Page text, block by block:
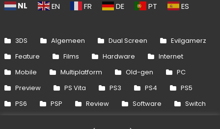
NL EN FR DE PT ES
3DS Algemeen Dual Screen
Evilgamerz
Feature
Films Hardware
Internet
Mobile
Multiplatform Old-gen
PC
Preview
PS Vita PS3 PS4
PS5
PS6
PSP Review Software
Switch